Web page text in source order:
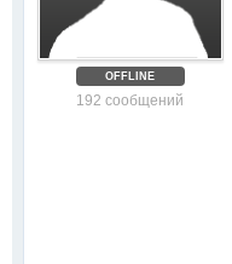
OFFLINE
192 сообщений